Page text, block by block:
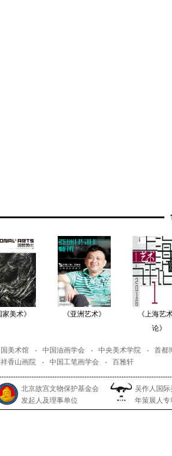
家美术》 《亚洲艺术》
《上海艺
论》
美术馆 中国油画学会 中央美术学院
首都
香山画院 中国工笔画学会 百雅轩
北京故宫文物保护基金会
发起人及理事单位
吴作人国
年策展人专